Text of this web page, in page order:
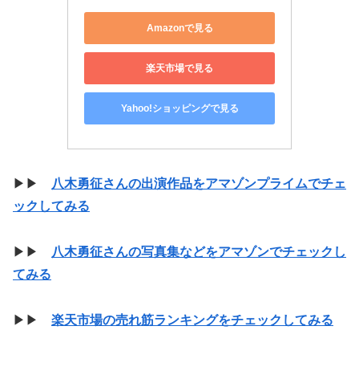
Amazonで見る
楽天市場で見る
Yahoo!ショッピングで見る
▶▶
八木勇征さんの出演作品をアマゾンプライムでチェ
ックしてみる
▶▶
八木勇征さんの写真集などをアマゾンでチェックし
てみる
▶▶ 楽天市場の売れ筋ランキングをチェックしてみる